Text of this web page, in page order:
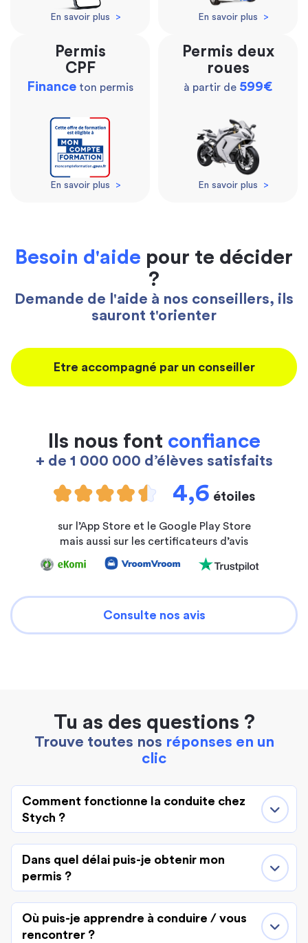
En savoir plus > En savoir plus >
Permis
CPF
Finance ton permis
En savoir plus >
Permis deux
roues
à partir de 599€
En savoir plus >
Besoin d'aide pour te décider
?
Demande de l'aide à nos conseillers, ils
sauront t'orienter
Etre accompagné par un conseiller
Ils nous font confiance
+ de 1 000 000 d’élèves satisfaits
4,6 étoiles
sur l’App Store et le Google Play Store
mais aussi sur les certificateurs d’avis
Consulte nos avis
Tu as des questions ?
Trouve toutes nos réponses en un
clic
Comment fonctionne la conduite chez
Stych ?
Dans quel délai puis-je obtenir mon
permis ?
Où puis-je apprendre à conduire / vous
rencontrer ?